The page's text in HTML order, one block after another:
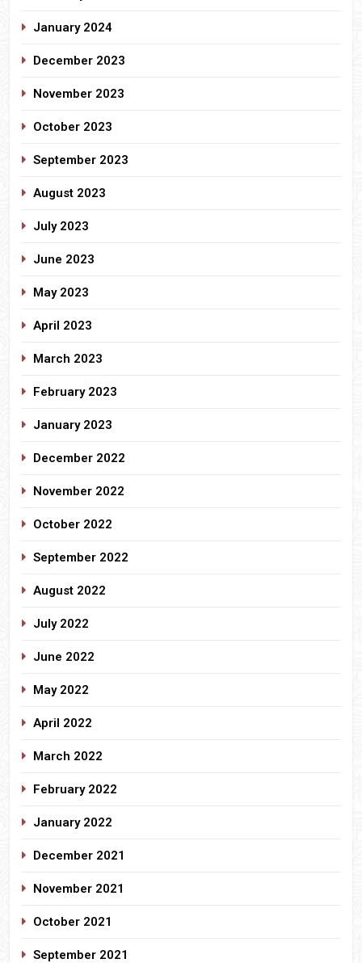
January 2024
December 2023
November 2023
October 2023
September 2023
August 2023
July 2023
June 2023
May 2023
April 2023
March 2023
February 2023
January 2023
December 2022
November 2022
October 2022
September 2022
August 2022
July 2022
June 2022
May 2022
April 2022
March 2022
February 2022
January 2022
December 2021
November 2021
October 2021
September 2021